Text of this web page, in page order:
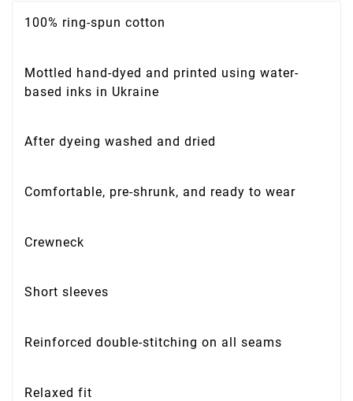
100% ring-spun cotton
Mottled hand-dyed and printed using water-
based inks in Ukraine
After dyeing washed and dried
Comfortable, pre-shrunk, and ready to wear
Crewneck
Short sleeves
Reinforced double-stitching on all seams
Relaxed fit